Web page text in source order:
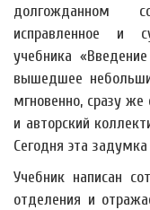
долгожданном
исправленное и
учебника
вышедшее
мгновенно, сразу
и авторский
Сегодня эта
Учебник написан
отделения и